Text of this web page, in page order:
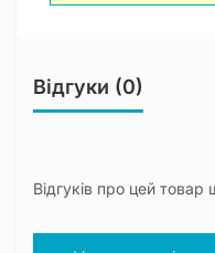
Відгуки (0)
Відгуків про цей товар